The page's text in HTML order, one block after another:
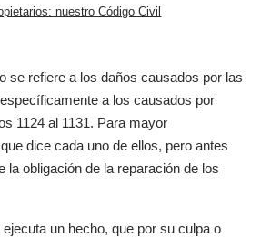
nuestro Código Civil
se refiere a los daños causados por las
a los causados por
1124 al 1131. Para mayor
dice cada uno de ellos, pero antes
la obligación de la reparación de los
un hecho, que por su culpa o